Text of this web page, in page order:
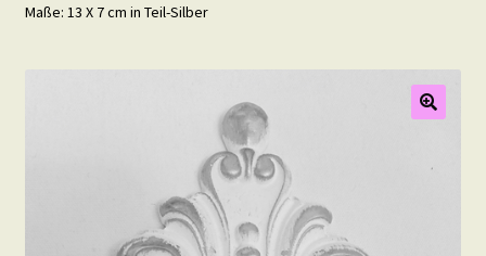
Shop
Maße: 13 X 7 cm in Teil-Silber